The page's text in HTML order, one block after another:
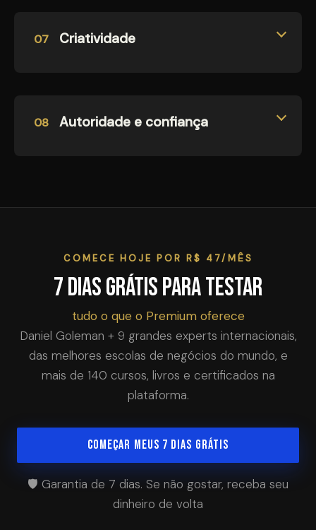
07 Criatividade
08 Autoridade e confiança
COMECE HOJE POR R$ 47/MÊS
7 dias grátis para testar
tudo o que o Premium oferece
Daniel Goleman + 9 grandes experts internacionais,
das melhores escolas de negócios do mundo, e
mais de 140 cursos, livros e certificados na
plataforma.
COMEÇAR MEUS 7 DIAS GRÁTIS
🛡️ Garantia de 7 dias. Se não gostar, receba seu
dinheiro de volta